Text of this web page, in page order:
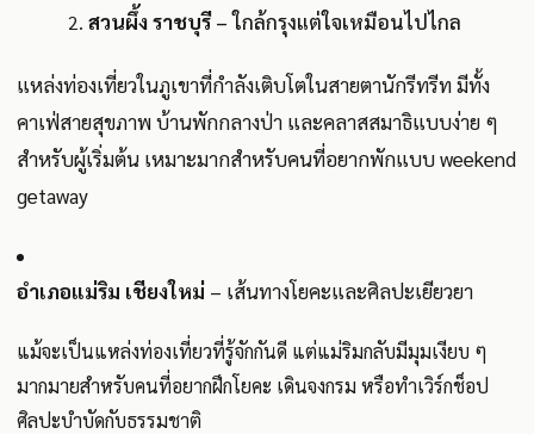
สวนผึ้ง ราชบุรี– ใกล้กรุงแต่ใจเหมือนไปไกล
แหล่งท่องเที่ยวในภูเขาที่กำลังเติบโตในสายตานักรีทรีท มีทั้ง
คาเฟ่สายสุขภาพ บ้านพักกลางป่า และคลาสสมาธิแบบง่าย ๆ
สำหรับผู้เริ่มต้น เหมาะมากสำหรับคนที่อยากพักแบบ weekend
getaway
อำเภอแม่ริม เชียงใหม่ – เส้นทางโยคะและศิลปะเยียวยา
แม้จะเป็นแหล่งท่องเที่ยวที่รู้จักกันดี แต่แม่ริมกลับมีมุมเงียบ ๆ
มากมายสำหรับคนที่อยากฝึกโยคะ เดินจงกรม หรือทำเวิร์กช็อป
ศิลปะบำบัดกับธรรมชาติ